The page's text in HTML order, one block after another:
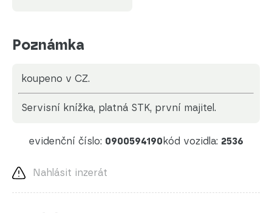
Poznámka
koupeno v CZ.
servisní knížka, platná STK, první majitel.
evidenční číslo: 0900594190 kód vozidla: 2536
Nahlásit inzerát